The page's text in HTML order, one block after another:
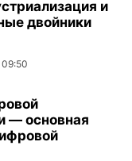
и
двойники
— основная